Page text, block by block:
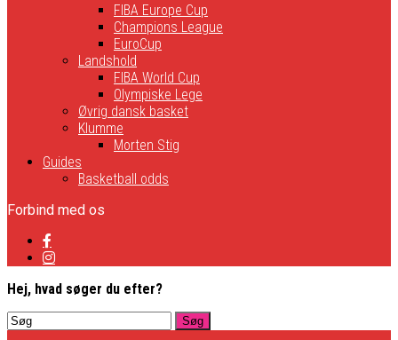
FIBA Europe Cup
Champions League
EuroCup
Landshold
FIBA World Cup
Olympiske Lege
Øvrig dansk basket
Klumme
Morten Stig
Guides
Basketball odds
Forbind med os
Hej, hvad søger du efter?